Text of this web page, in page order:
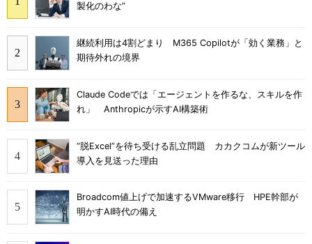
製化のわな”
継続利用は4割どまり M365 Copilotが「効く業務」と
期待外れの境界
Claude Codeでは「エージェントを作るな、スキルを作
れ」 Anthropicが示すAI構築術
“脱Excel”を待ち受ける乱立問題 カカクコムが新ツール
導入を見送った理由
Broadcom値上げで加速するVMware移行 HPE幹部が
明かすAI時代の備え